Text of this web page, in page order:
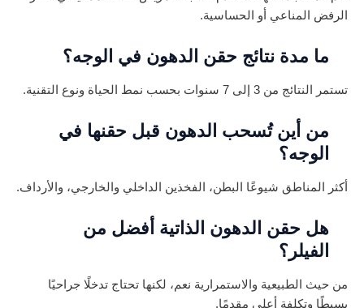
الرفض المناعي أو الحساسية.
ما مدة نتائج حقن الدهون في الوجه؟
تستمر النتائج من 3 إلى 7 سنوات بحسب نمط الحياة ونوع التقنية.
من أين تُسحب الدهون قبل حقنها في
الوجه؟
أكثر المناطق شيوعًا البطن، الفخذين الداخلي والخارجي، والأرداف.
هل حقن الدهون الذاتية أفضل من
الفيلر؟
من حيث الطبيعية والاستمرارية نعم، لكنها تحتاج تدخلًا جراحيًا
بسيطًا وتكلفة أعلى مقدمًا.